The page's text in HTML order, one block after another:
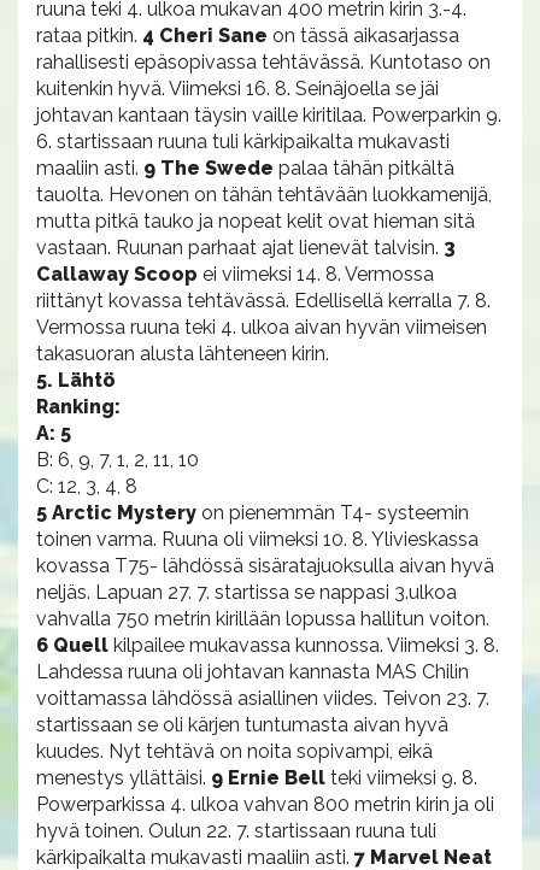
ruuna teki 4. ulkoa mukavan 400 metrin kirin 3.-4.
rataa pitkin. 4 Cheri Sane on tässä aikasarjassa
rahallisesti epäsopivassa tehtävässä. Kuntotaso on
kuitenkin hyvä. Viimeksi 16. 8. Seinäjoella se jäi
johtavan kantaan täysin vaille kiritilaa. Powerparkin 9.
6. startissaan ruuna tuli kärkipaikalta mukavasti
maaliin asti. 9 The Swede palaa tähän pitkältä
tauolta. Hevonen on tähän tehtävään luokkamenijä,
mutta pitkä tauko ja nopeat kelit ovat hieman sitä
vastaan. Ruunan parhaat ajat lienevät talvisin. 3
Callaway Scoop ei viimeksi 14. 8. Vermossa
riittänyt kovassa tehtävässä. Edellisellä kerralla 7. 8.
Vermossa ruuna teki 4. ulkoa aivan hyvän viimeisen
takasuoran alusta lähteneen kirin.
5. Lähtö
Ranking:
A: 5
B: 6, 9, 7, 1, 2, 11, 10
C: 12, 3, 4, 8
5 Arctic Mystery on pienemmän T4- systeemin
toinen varma. Ruuna oli viimeksi 10. 8. Ylivieskassa
kovassa T75- lähdössä sisäratajuoksulla aivan hyvä
neljäs. Lapuan 27. 7. startissa se nappasi 3.ulkoa
vahvalla 750 metrin kirillään lopussa hallitun voiton.
6 Quell kilpailee mukavassa kunnossa. Viimeksi 3. 8.
Lahdessa ruuna oli johtavan kannasta MAS Chilin
voittamassa lähdössä asiallinen viides. Teivon 23. 7.
startissaan se oli kärjen tuntumasta aivan hyvä
kuudes. Nyt tehtävä on noita sopivampi, eikä
menestys yllättäisi. 9 Ernie Bell teki viimeksi 9. 8.
Powerparkissa 4. ulkoa vahvan 800 metrin kirin ja oli
hyvä toinen. Oulun 22. 7. startissaan ruuna tuli
kärkipaikalta mukavasti maaliin asti. 7 Marvel Neat